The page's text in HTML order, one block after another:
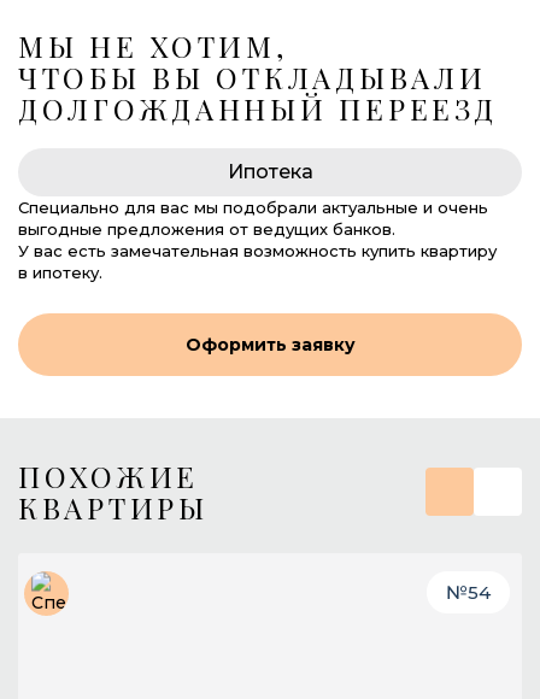
МЫ НЕ ХОТИМ,
ЧТОБЫ ВЫ ОТКЛАДЫВАЛИ
ДОЛГОЖДАННЫЙ ПЕРЕЕЗД
Ипотека
Специально для вас мы подобрали актуальные и очень
выгодные предложения от ведущих банков.
У вас есть замечательная возможность купить квартиру
в ипотеку.
Оформить заявку
ПОХОЖИЕ
КВАРТИРЫ
№54